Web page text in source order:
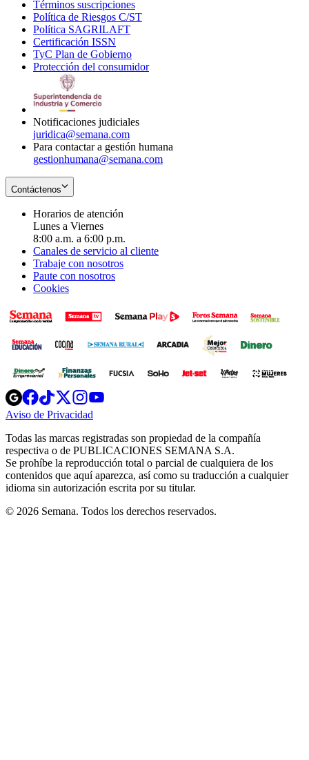
new
window
Términos suscripciones
in
Política de Riesgos C/ST
Política SAGRILAFT
new
window
Certificación ISSN
in
new
TyC Plan de Gobierno
in
Protección del consumidorOpens
Notificaciones judiciales
juridica@semana.com
Para contactar a gestión humana
gestionhumana@semana.com
Contáctenos
Horarios de atención
Lunes a Viernes
8:00 a.m. a 6:00 p.m.
Canales de servicio al cliente
Trabaje con nosotros
Paute con nosotros
Cookies
Opens
in
new
Opens
in
new
Opens
in
new
window
Opens
new
windowwindow
Aviso de Privacidad
new
window
Todas las marcas registradas son propiedad de la compañía
respectiva o de PUBLICACIONES SEMANA S.A.
Se prohíbe la reproducción total o parcial de cualquiera de los
contenidos que aquí aparezca, así como su traducción a cualquier
idioma sin autorización escrita por su titular.
© 2026 Semana. Todos los derechos reservados.